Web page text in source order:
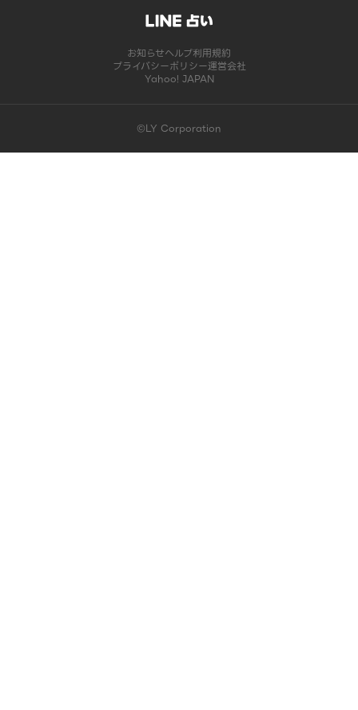
お知らせヘルプ利用規約
プライバシーポリシー運営会社
Yahoo! JAPAN
©LY Corporation
このコンテンツは掲載が終了しました | LINE占い